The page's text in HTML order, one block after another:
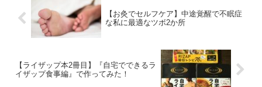
【お灸でセルフケア】中途覚醒で不眠症
な私に最適なツボ2か所
【ライザップ本2冊目】『自宅でできるラ
イザップ食事編』で作ってみた！